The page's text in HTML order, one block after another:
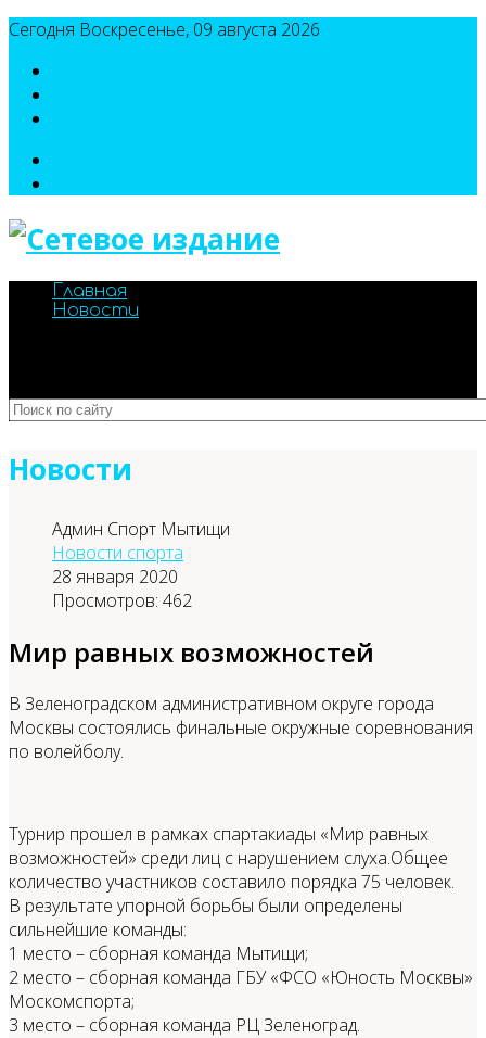
Сегодня Воскресенье, 09 августа 2026
Главная
Новости
Новости
Админ Спорт Мытищи
Новости спорта
28 января 2020
Просмотров: 462
Мир равных возможностей
В Зеленоградском административном округе города
Москвы состоялись финальные окружные соревнования
по волейболу.
Турнир прошел в рамках спартакиады «Мир равных
возможностей» среди лиц с нарушением слуха.Общее
количество участников составило порядка 75 человек.
В результате упорной борьбы были определены
сильнейшие команды:
1 место – сборная команда Мытищи;
2 место – сборная команда ГБУ «ФСО «Юность Москвы»
Москомспорта;
3 место – сборная команда РЦ Зеленоград.